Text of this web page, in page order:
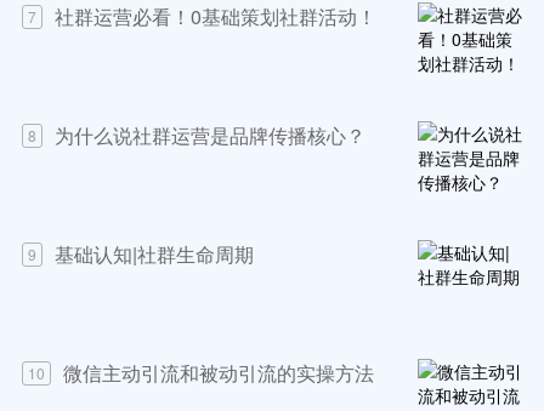
7 社群运营必看！0基础策划社群活动！
8 为什么说社群运营是品牌传播核心？
9 基础认知|社群生命周期
10 微信主动引流和被动引流的实操方法